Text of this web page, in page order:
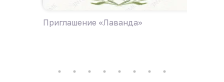
Приглашение «Лаванда»